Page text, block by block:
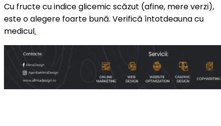
Cu fructe cu indice glicemic scăzut (afine, mere verzi),
este o alegere foarte bună. Verifică întotdeauna cu
medicul.